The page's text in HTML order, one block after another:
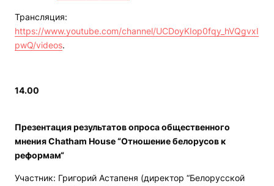
Трансляция:
https://www.youtube.com/channel/UCDoyKIop0fqy_hVQgvxI
pwQ/videos.
14.00
Презентация результатов опроса общественного
мнения Chatham House “Отношение белорусов к
реформам“
Участник: Григорий Астапеня (директор “Белорусской